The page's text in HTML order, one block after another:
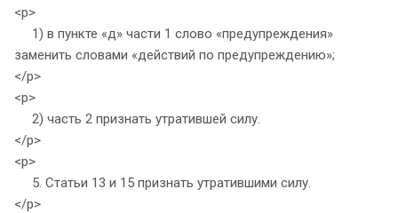
<p>
1) в пункте «д» части 1 слово «предупреждения»
заменить словами «действий по предупреждению»;
</p>
<p>
2) часть 2 признать утратившей силу.
</p>
<p>
5. Статьи 13 и 15 признать утратившими силу.
</p>